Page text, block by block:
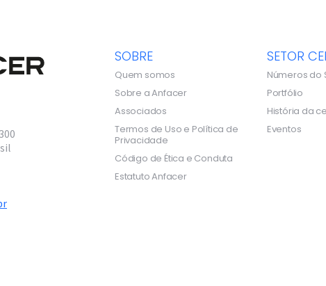
SOBRE
Quem somos
Sobre a Anfacer
Associados
Termos de Uso e Política de
Privacidade
Código de Ética e Conduta
Estatuto Anfacer
SETOR
Números do
Portfólio
História da
Eventos